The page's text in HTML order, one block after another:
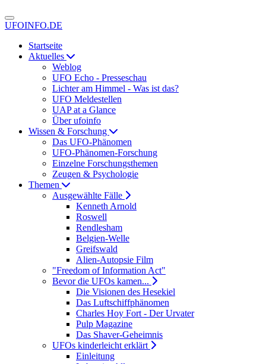
UFOINFO.DE
Startseite
Aktuelles
Weblog
UFO Echo - Presseschau
Lichter am Himmel - Was ist das?
UFO Meldestellen
UAP at a Glance
Über ufoinfo
Wissen & Forschung
Das UFO-Phänomen
UFO-Phänomen-Forschung
Einzelne Forschungsthemen
Zeugen & Psychologie
Themen
Ausgewählte Fälle
Kenneth Arnold
Roswell
Rendlesham
Belgien-Welle
Greifswald
Alien-Autopsie Film
"Freedom of Information Act"
Bevor die UFOs kamen...
Die Visionen des Hesekiel
Das Luftschiffphänomen
Charles Hoy Fort - Der Urvater
Pulp Magazine
Das Shaver-Geheimnis
UFOs kinderleicht erklärt
Einleitung